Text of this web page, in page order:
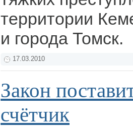
территории
и города Томск.
17.03.2010
Закон
счётчик